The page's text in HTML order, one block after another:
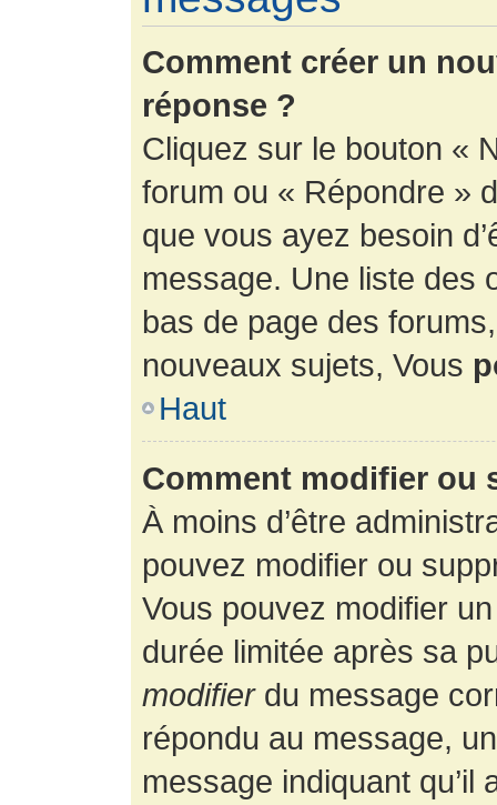
Comment créer un
réponse ?
Cliquez sur le bouton «
forum ou « Répondre »
que vous ayez besoin
message. Une liste des
bas de page des
nouveaux sujets, Vous
Haut
Comment modifier ou
À moins d’être
pouvez modifier ou
Vous pouvez modifier
durée limitée après sa
modifierdu message
répondu au message,
message indiquant